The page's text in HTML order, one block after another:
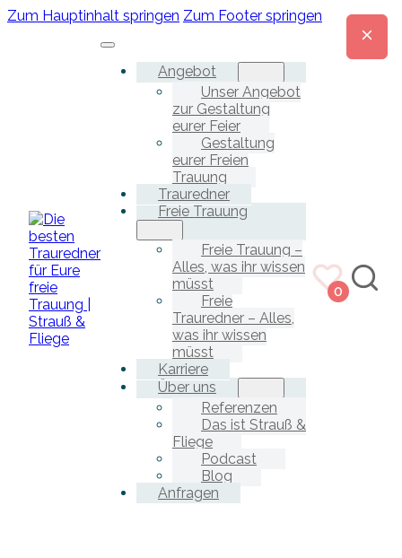
Zum Hauptinhalt springen Zum Footer springen
Angebot
Unser Angebot
zur Gestaltung
eurer Feier
Gestaltung
eurer Freien
Trauung
Trauredner
Freie Trauung
Freie Trauung –
Alles, was ihr wissen
müsst
Freie
Trauredner – Alles,
was ihr wissen
müsst
Karriere
Über uns
Referenzen
Das ist Strauß &
Fliege
Podcast
Blog
Anfragen
0